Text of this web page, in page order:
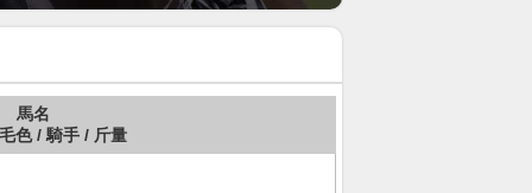
馬名
色 / 騎手 / 斤量